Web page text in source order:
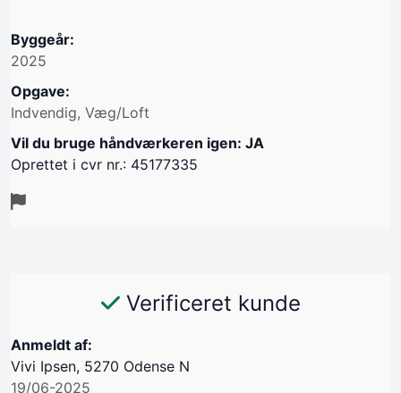
Byggeår:
2025
Opgave:
Indvendig, Væg/Loft
Vil du bruge håndværkeren igen: JA
Oprettet i cvr nr.: 45177335
Verificeret kunde
Anmeldt af:
Vivi Ipsen, 5270 Odense N
19/06-2025